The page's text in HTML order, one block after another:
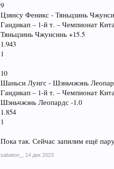
9
Цзянсу Феникс - Тяньцзинь
Гандикап – 1-й т. – Чемпионат
Тяньцзинь Чжунсинь +15.5
1.943
1
10
Шаньси Лунгс - Шэньчжэнь
Гандикап – 1-й т. – Чемпионат
Шэньчжэнь Леопардс -1.0
1.854
1
Пока так. Сейчас запилим ещё
sabaton_ 14 дек 2023